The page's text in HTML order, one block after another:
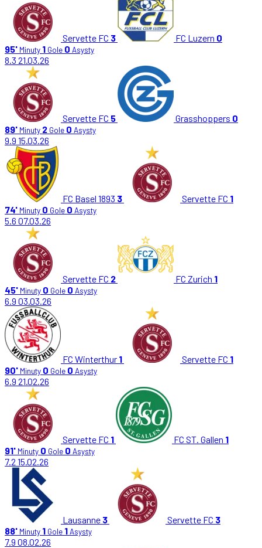
Servette FC 3 FC Luzern 0
95' Minuty 1 Gole 0 Asysty
8.3 21.03.26
Servette FC 5 Grasshoppers 0
89' Minuty 2 Gole 0 Asysty
9.9 15.03.26
FC Basel 1893 3 Servette FC 1
74' Minuty 0 Gole 0 Asysty
5.6 07.03.26
Servette FC 2 FC Zurich 1
45' Minuty 0 Gole 0 Asysty
6.9 03.03.26
FC Winterthur 1 Servette FC 1
90' Minuty 0 Gole 0 Asysty
6.9 21.02.26
Servette FC 1 FC ST. Gallen 1
91' Minuty 0 Gole 0 Asysty
7.2 15.02.26
Lausanne 3 Servette FC 3
88' Minuty 1 Gole 1Asysty
7.9 08.02.26